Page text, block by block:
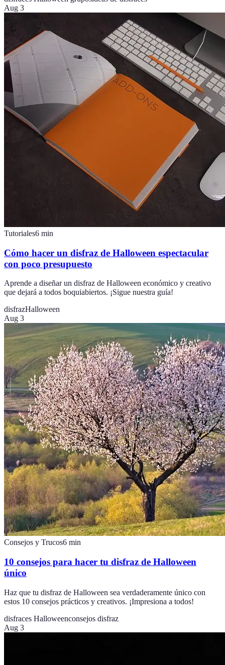
Aug 3
Tutoriales6 min
Cómo hacer un disfraz de Halloween espectacular
con poco presupuesto
Aprende a diseñar un disfraz de Halloween económico y creativo
que dejará a todos boquiabiertos. ¡Sigue nuestra guía!
disfrazHalloween
Aug 3
Consejos y Trucos6 min
10 consejos para hacer tu disfraz de Halloween
único
Haz que tu disfraz de Halloween sea verdaderamente único con
estos 10 consejos prácticos y creativos. ¡Impresiona a todos!
disfraces Halloweenconsejos disfraz
Aug 3